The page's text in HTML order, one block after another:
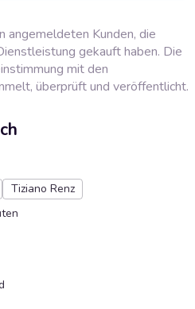
angemeldeten Kunden, die
gekauft haben. Die
mit den
überprüft und veröffentlicht.
Tiziano Renz